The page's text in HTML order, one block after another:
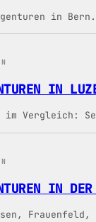
in
IN
im Vergleich:
IN